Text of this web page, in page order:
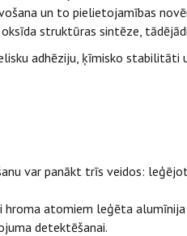
un to pielietojamības
struktūras sintēze,
adhēziju, ķīmisko
var panākt trīs veidos:
hroma atomiem leģēta
detektēšanai.